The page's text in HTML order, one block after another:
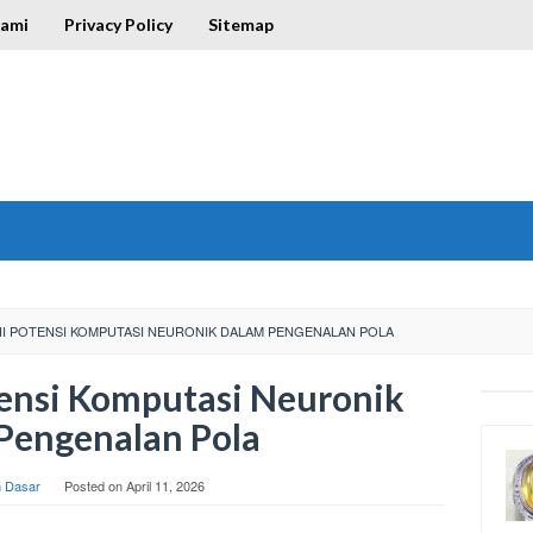
Privacy Policy Sitemap
POTENSI KOMPUTASI NEURONIK DALAM PENGENALAN POLA
Komputasi Neuronik
Pola
Dasar Posted onApril 11, 2026